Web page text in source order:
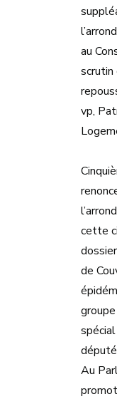
au
scrutin
vp,
cette
de
Au